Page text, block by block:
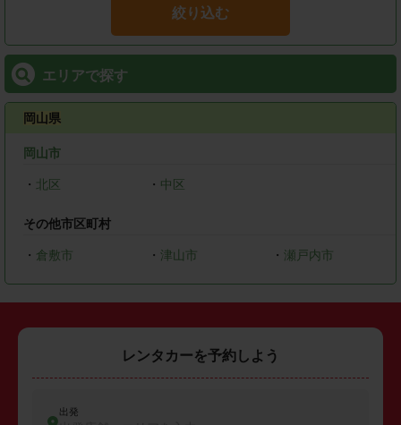
絞り込む
エリアで探す
岡山県
岡山市
・ 北区 ・ 中区
その他市区町村
・ 倉敷市 ・ 津山市 ・瀬戸内市
レンタカーを予約しよう
出発